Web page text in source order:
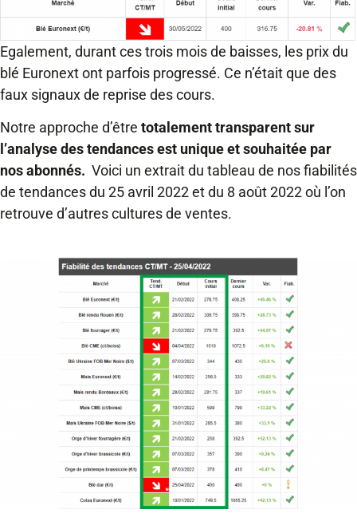
Egalement, durant ces trois mois de baisses, les prix du
blé Euronext ont parfois progressé. Ce n’était que des
faux signaux de reprise des cours.
Notre approche d’être totalement transparent sur
l’analyse des tendances est unique et souhaitée par
nos abonnés. Voici un extrait du tableau de nos fiabilités
de tendances du 25 avril 2022 et du 8 août 2022 où l’on
retrouve d’autres cultures de ventes.